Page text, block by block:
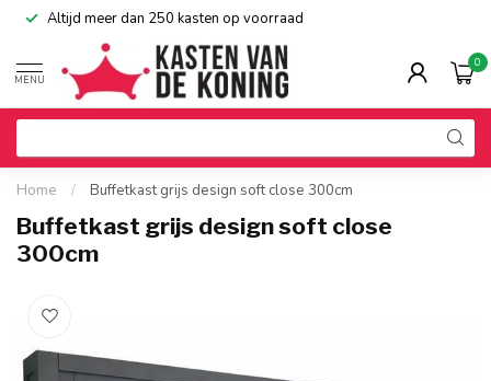
Altijd meer dan 250 kasten op voorraad
MENU
0
Home / Buffetkast grijs design soft close 300cm
Buffetkast grijs design soft close
300cm